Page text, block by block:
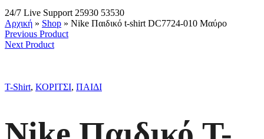
24/7 Live Support 25930 53530
Αρχική » Shop » Nike Παιδικό t-shirt DC7724-010 Μαύρο
Previous Product
Next Product
T-Shirt, ΚΟΡΙΤΣΙ, ΠΑΙΔΙ